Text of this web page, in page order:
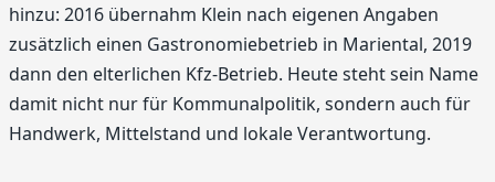
hinzu: 2016 übernahm Klein nach eigenen Angaben
zusätzlich einen Gastronomiebetrieb in Mariental, 2019
dann den elterlichen Kfz-Betrieb. Heute steht sein Name
damit nicht nur für Kommunalpolitik, sondern auch für
Handwerk, Mittelstand und lokale Verantwortung.